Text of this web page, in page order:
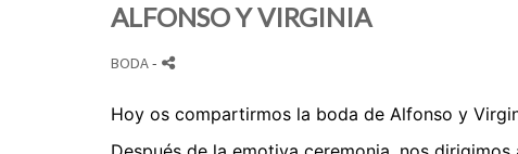
ALFONSO Y VIRGINIA
BODA-
Hoy os compartirmos la boda de Alfonso y